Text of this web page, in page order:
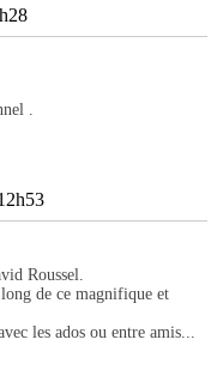
.
Roussel.
de ce magnifique et
les ados ou entre amis...